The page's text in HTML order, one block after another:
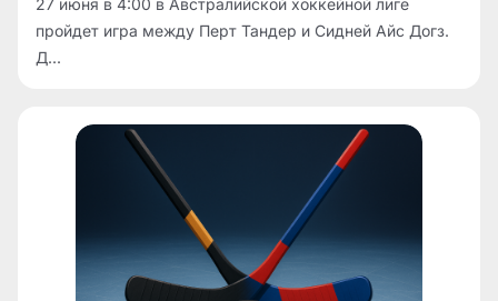
27 июня в 4:00 в Австралийской хоккейной лиге
пройдет игра между Перт Тандер и Сидней Айс Догз.
Д...